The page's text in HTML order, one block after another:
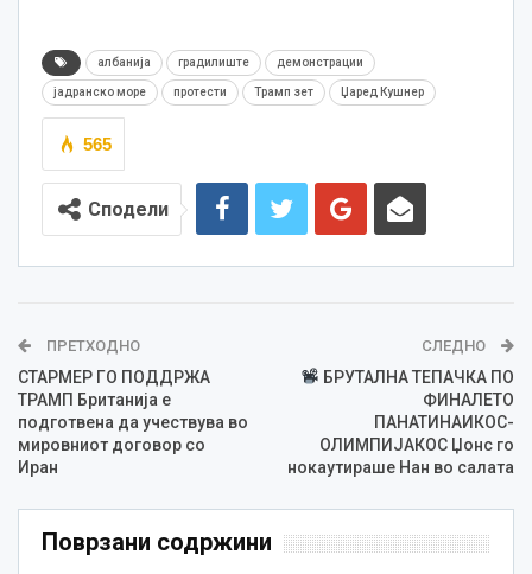
албанија градилиште демонстрации
јадранско море протести Трамп зет Џаред Кушнер
565
Сподели
ПРЕТХОДНО
СТАРМЕР ГО ПОДДРЖА
ТРАМП Британија е
подготвена да учествува во
мировниот договор со
Иран
СЛЕДНО
БРУТАЛНА ТЕПАЧКА ПО
ФИНАЛЕТО
ПАНАТИНАИКОС-
ОЛИМПИЈАКОС Џонс го
нокаутираше Нан во салата
Поврзани содржини